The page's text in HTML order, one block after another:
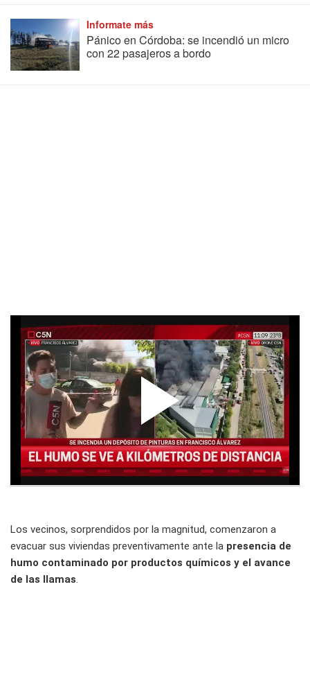
Informate más
Pánico en Córdoba: se incendió un micro
con 22 pasajeros a bordo
Los vecinos, sorprendidos por la magnitud, comenzaron a
evacuar sus viviendas preventivamente ante la presencia de
humo contaminado por productos químicos y el avance
de las llamas